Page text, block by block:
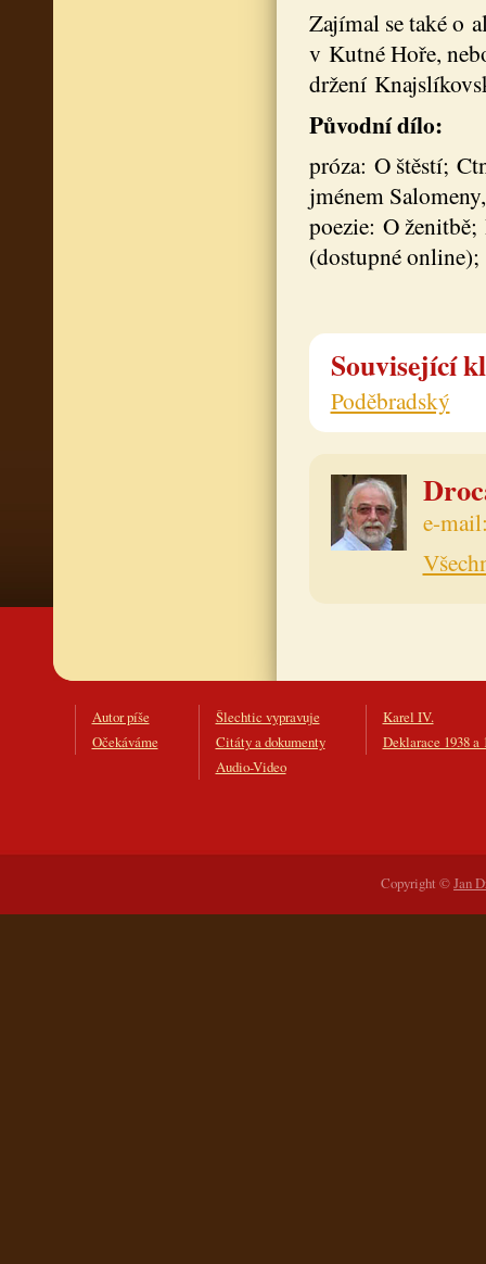
Zajímal se také o
v Kutné Hoře,
držení
Původní dílo:
próza: O štěstí;
jménem
poezie: O
(dostupné
Související
Poděbradský
e-
Autor píše
Očekáváme
Šlechtic vypravuje
Citáty a dokumenty
Audio-Video
Karel IV.
Deklarace 1938 a
Copyright ©Jan